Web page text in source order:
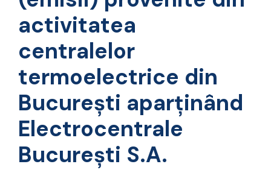
activitatea
centralelor
termoelectrice din
București aparținând
Electrocentrale
București S.A.